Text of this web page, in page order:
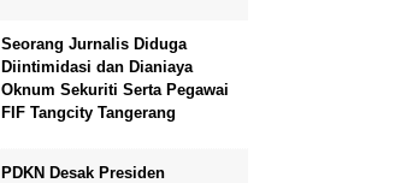
Seorang Jurnalis Diduga
Diintimidasi dan Dianiaya
Oknum Sekuriti Serta Pegawai
FIF Tangcity Tangerang
PDKN Desak Presiden